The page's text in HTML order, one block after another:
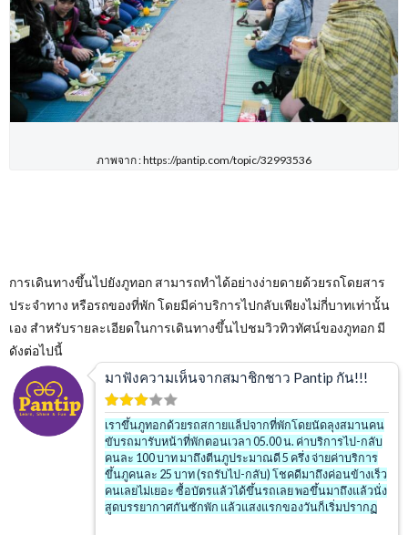
ภาพจาก : https://pantip.com/topic/32993536
การเดินทางขึ้นไปยังภูทอก สามารถทำได้อย่างง่ายดายด้วยรถโดยสาร
ประจำทาง หรือรถของที่พัก โดยมีค่าบริการไปกลับเพียงไม่กี่บาทเท่านั้น
เอง สำหรับรายละเอียดในการเดินทางขึ้นไปชมวิวทิวทัศน์ของภูทอก มี
ดังต่อไปนี้
มาฟังความเห็นจากสมาชิกชาว Pantip กัน!!!
เราขึ้นภูทอกด้วยรถสกายแล็ปจากที่พักโดยนัดลุงสมานคน
ขับรถมารับหน้าที่พักตอนเวลา 05.00 น. ค่าบริการไป-กลับ
คนละ 100 บาท มาถึงตีนภูประมาณดี 5 ครึ่ง จ่ายค่าบริการ
ขึ้นภูคนละ 25 บาท (รถรับไป-กลับ) โชคดีมาถึงค่อนข้างเร็ว
คนเลยไม่เยอะ ซื้อบัตรแล้วได้ขึ้นรถเลย พอขึ้นมาถึงแล้วนั่ง
สูดบรรยากาศกันซักพัก แล้วแสงแรกของวันก็เริ่มปรากฏ